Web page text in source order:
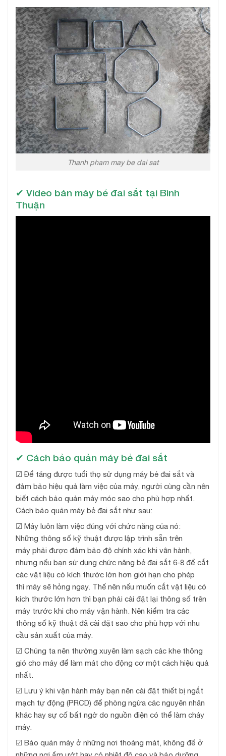
Thanh pham may be dai sat
✔ Video bán máy bẻ đai sắt tại Bình
Thuận
✔ Cách bảo quản máy bẻ đai sắt
☑ Để tăng được tuổi thọ sử dụng máy bẻ đai sắt và
đảm bảo hiệu quả làm việc của máy, người cùng cần nên
biết cách bảo quản máy móc sao cho phù hợp nhất.
Cách bảo quản máy bẻ đai sắt như sau:
☑ Máy luôn làm việc đúng với chức năng của nó:
Những thông số kỹ thuật được lập trình sẵn trên
máy phải được đảm bảo độ chính xác khi vân hành,
nhưng nếu bạn sử dụng chức năng bẻ đai sắt 6-8 để cắt
các vật liệu có kích thước lớn hơn giới hạn cho phép
thì máy sẽ hỏng ngay. Thế nên nếu muốn cắt vật liệu có
kích thước lớn hơn thì bạn phải cài đặt lại thông số trên
máy trước khi cho máy vận hành. Nên kiểm tra các
thông số kỹ thuật đã cài đặt sao cho phù hợp với nhu
cầu sản xuất của máy.
☑ Chúng ta nên thường xuyên làm sạch các khe thông
gió cho máy để làm mát cho động cơ một cách hiệu quả
nhất.
☑ Lưu ý khi vận hành máy bạn nên cài đặt thiết bị ngắt
mạch tự động (PRCD) để phòng ngừa các nguyên nhân
khác hay sự cố bất ngờ do nguồn điện có thể làm cháy
máy.
☑ Bảo quản máy ở những nơi thoáng mát, không để ở